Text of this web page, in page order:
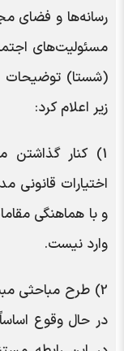
رسانه‌ها و فضای
مسئولیت‌های
(شستا) توضیحات
زیر اعلام کرد:
1) کنار گذاشتن
اختیارات قانونی
و با هماهنگی
وارد نیست.
2) طرح مباحثی
در حال وقوع